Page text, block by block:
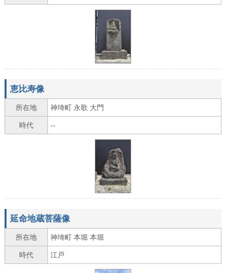
恵比寿像
所在地 神埼町 永歌 大門
時代 --
延命地蔵菩薩像
所在地 神埼町 本堀 本堀
時代 江戸